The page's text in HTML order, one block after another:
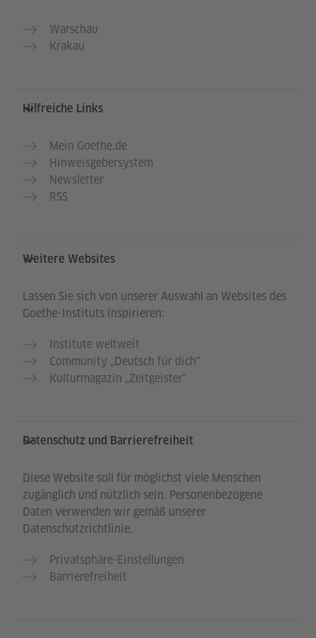
Warschau
Krakau
Hilfreiche Links
Mein Goethe.de
Hinweisgebersystem
Newsletter
RSS
Weitere Websites
Lassen Sie sich von unserer Auswahl an Websites des
Goethe-Instituts inspirieren:
Institute weltweit
Community „Deutsch für dich“
Kulturmagazin „Zeitgeister"
Datenschutz und Barrierefreiheit
Diese Website soll für möglichst viele Menschen
zugänglich und nützlich sein. Personenbezogene
Daten verwenden wir gemäß unserer
Datenschutzrichtlinie.
Privatsphäre-Einstellungen
Barrierefreiheit